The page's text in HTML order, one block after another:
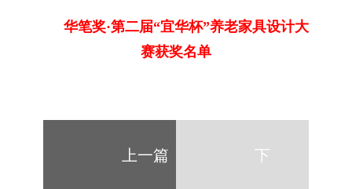
华笔奖·第二届“宜华杯”养老家具设计大
赛获奖名单
上一篇 下